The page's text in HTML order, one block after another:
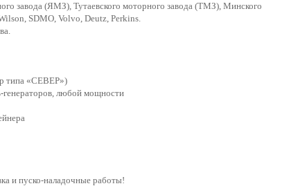
завода (ЯМЗ), Тутаевского моторного завода (ТМЗ), Минского
SDMO, Volvo, Deutz, Perkins.
типа «СЕВЕР»)
генераторов, любой мощности
и пуско-наладочные работы!